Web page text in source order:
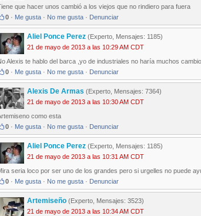
que hacer unos cambió a los viejos que no rindiero para fuera
0 · Me gusta · No me gusta · Denunciar
Aliel Ponce Perez (Experto, Mensajes: 1185)
21 de mayo de 2013 a las 10:29 AM CDT
Alexis te hablo del barca ,yo de industriales no haría muchos
0 · Me gusta · No me gusta · Denunciar
Alexis De Armas (Experto, Mensajes: 7364)
21 de mayo de 2013 a las 10:30 AM CDT
como esta
0 · Me gusta · No me gusta · Denunciar
Aliel Ponce Perez (Experto, Mensajes: 1185)
21 de mayo de 2013 a las 10:31 AM CDT
seria loco por ser uno de los grandes pero si urgelles no puede
0 · Me gusta · No me gusta · Denunciar
Artemiseño (Experto, Mensajes: 3523)
21 de mayo de 2013 a las 10:34 AM CDT